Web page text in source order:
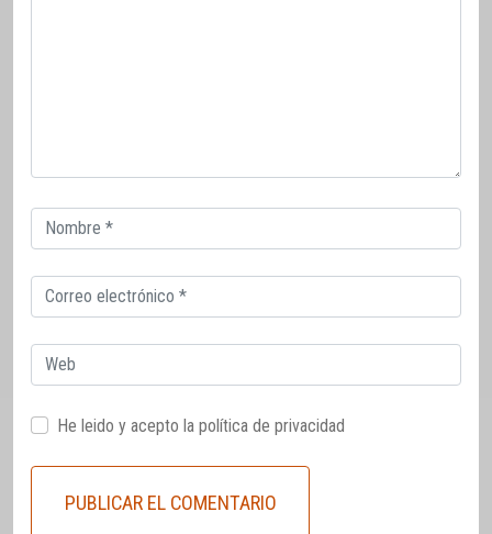
Correo
electrónico
Correo
electrónico
Web
He leido y acepto la política de privacidad